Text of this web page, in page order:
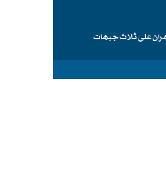
على ثلاث جبهات